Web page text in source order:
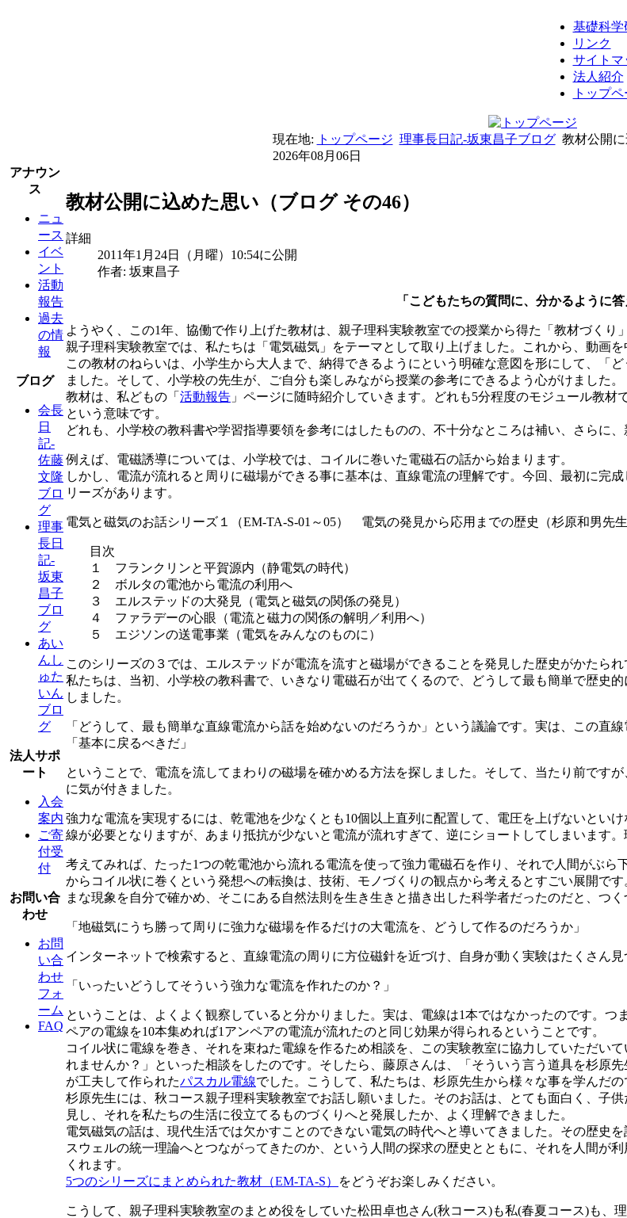
基礎科学
リンク
サイトマ
法人紹介
トップ
現在地: トップページ 理事長日記-坂東昌子ブログ 教材公開に
2026年08月06日
アナウン
ス
ニュ
ース
イベ
ント
活動
報告
過去
の情
報
ブログ
会長
日
記-
佐藤
文隆
ブロ
グ
理事
長日
記-
坂東
昌子
ブロ
グ
あい
んし
ゅた
いん
ブロ
グ
法人サポ
ート
入会
案内
ご寄
付受
付
お問い合
わせ
お問
い合
わせ
フォ
ーム
FAQ
教材公開に込めた思い（ブログ その46）
詳細
2011年1月24日（月曜）10:54に公開
作者: 坂東昌子
「こどもたちの質問に、分かるように答
ようやく、この1年、協働で作り上げた教材は、親子理科実験教室での授業から得た「教材づくり
親子理科実験教室では、私たちは「電気磁気」をテーマとして取り上げました。これから、動画
この教材のねらいは、小学生から大人まで、納得できるようにという明確な意図を形にして、「
ました。そして、小学校の先生が、ご自分も楽しみながら授業の参考にできるよう心がけました。
教材は、私どもの「 活動報告 」ページに随時紹介していきます。どれも5分程度のモジュール教
という意味です。
どれも、小学校の教科書や学習指導要領を参考にはしたものの、不十分なところは補い、さらに
例えば、電磁誘導については、小学校では、コイルに巻いた電磁石の話から始まります。
しかし、電流が流れると周りに磁場ができる事に基本は、直線電流の理解です。今回、最初に
リーズがあります。
電気と磁気のお話シリーズ１（EM-TA-S-01～05） 電気の発見から応用までの歴史（杉原和男先生
目次
１ フランクリンと平賀源内（静電気の時代）
２ ボルタの電池から電流の利用へ
３ エルステッドの大発見（電気と磁気の関係の発見）
４ ファラデーの心眼（電流と磁力の関係の解明／利用へ）
５ エジソンの送電事業（電気をみんなのものに）
このシリーズの３では、エルステッドが電流を流すと磁場ができることを発見した歴史がかたら
私たちは、当初、小学校の教科書で、いきなり電磁石が出てくるので、どうして最も簡単で歴史
しました。
「どうして、最も簡単な直線電流から話を始めないのだろうか」という議論です。実は、この直
「基本に戻るべきだ」
ということで、電流を流してまわりの磁場を確かめる方法を探しました。そして、当たり前です
に気が付きました。
強力な電流を実現するには、乾電池を少なくとも10個以上直列に配置して、電圧を上げないとい
線が必要となりますが、あまり抵抗が少ないと電流が流れすぎて、逆にショートしてしまいます
考えてみれば、たった1つの乾電池から流れる電流を使って強力電磁石を作り、それで人間がぶ
からコイル状に巻くという発想への転換は、技術、モノづくりの観点から考えるとすごい展開で
まな現象を自分で確かめ、そこにある自然法則を生き生きと描き出した科学者だったのだと、つ
「地磁気にうち勝って周りに強力な磁場を作るだけの大電流を、どうして作るのだろうか」
インターネットで検索すると、直線電流の周りに方位磁針を近づけ、自身が動く実験はたくさん見
「いったいどうしてそういう強力な電流を作れたのか？」
ということは、よくよく観察していると分かりました。実は、電線は1本ではなかったのです。
ペアの電線を10本集めれば1アンペアの電流が流れたのと同じ効果が得られるということです。
コイル状に電線を巻き、それを束ねた電線を作るため相談を、この実験教室に協力していただい
れませんか？」といった相談をしたのです。そしたら、藤原さんは、「そういう言う道具を杉原
が工夫して作られたパスカル電線でした。こうして、私たちは、杉原先生から様々な事を学んだの
杉原先生には、秋コース親子理科実験教室でお話し願いました。そのお話は、とても面白く、子
見し、それを私たちの生活に役立てるものづくりへと発展したか、よく理解できました。
電気磁気の話は、現代生活では欠かすことのできない電気の時代へと導いてきました。その歴史
スウェルの統一理論へとつながってきたのか、という人間の探求の歴史とともに、それを人間が
くれます。
5つのシリーズにまとめられた教材（EM-TA-S）
をどうぞお楽しみください。
こうして、親子理科実験教室のまとめ役をしていた松田卓也さん(秋コース)も私(春夏コース)も